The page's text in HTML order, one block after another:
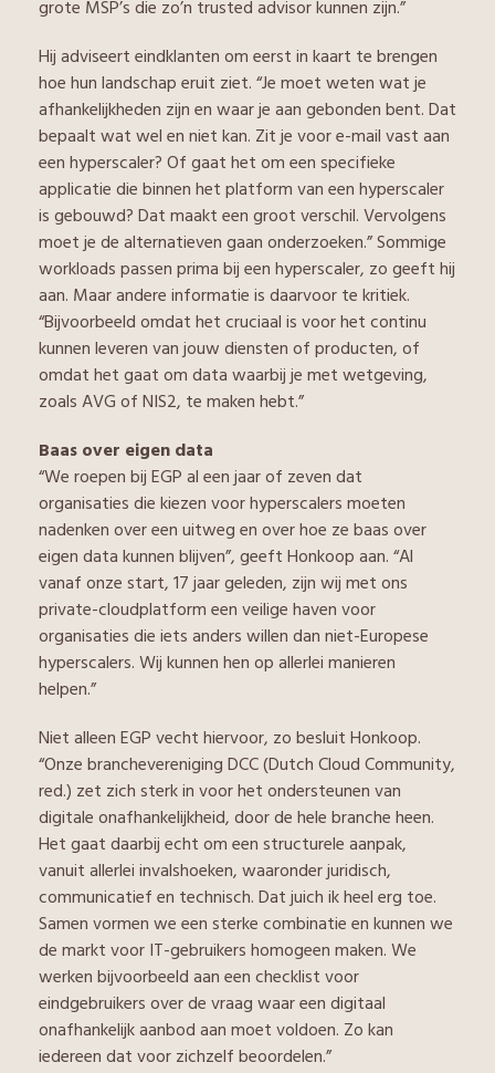
grote MSP’s die zo’n trusted advisor kunnen zijn.”
Hij adviseert eindklanten om eerst in kaart te brengen
hoe hun landschap eruit ziet. “Je moet weten wat je
afhankelijkheden zijn en waar je aan gebonden bent. Dat
bepaalt wat wel en niet kan. Zit je voor e-mail vast aan
een hyperscaler? Of gaat het om een specifieke
applicatie die binnen het platform van een hyperscaler
is gebouwd? Dat maakt een groot verschil. Vervolgens
moet je de alternatieven gaan onderzoeken.” Sommige
workloads passen prima bij een hyperscaler, zo geeft hij
aan. Maar andere informatie is daarvoor te kritiek.
“Bijvoorbeeld omdat het cruciaal is voor het continu
kunnen leveren van jouw diensten of producten, of
omdat het gaat om data waarbij je met wetgeving,
zoals AVG of NIS2, te maken hebt.”
Baas over eigen data
“We roepen bij EGP al een jaar of zeven dat
organisaties die kiezen voor hyperscalers moeten
nadenken over een uitweg en over hoe ze baas over
eigen data kunnen blijven”, geeft Honkoop aan. “Al
vanaf onze start, 17 jaar geleden, zijn wij met ons
private-cloudplatform een veilige haven voor
organisaties die iets anders willen dan niet-Europese
hyperscalers. Wij kunnen hen op allerlei manieren
helpen.”
Niet alleen EGP vecht hiervoor, zo besluit Honkoop.
“Onze branchevereniging DCC (Dutch Cloud Community,
red.) zet zich sterk in voor het ondersteunen van
digitale onafhankelijkheid, door de hele branche heen.
Het gaat daarbij echt om een structurele aanpak,
vanuit allerlei invalshoeken, waaronder juridisch,
communicatief en technisch. Dat juich ik heel erg toe.
Samen vormen we een sterke combinatie en kunnen we
de markt voor IT-gebruikers homogeen maken. We
werken bijvoorbeeld aan een checklist voor
eindgebruikers over de vraag waar een digitaal
onafhankelijk aanbod aan moet voldoen. Zo kan
iedereen dat voor zichzelf beoordelen.”